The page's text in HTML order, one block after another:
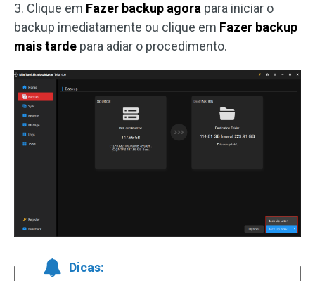
3. Clique em Fazer backup agora para iniciar o
backup imediatamente ou clique em Fazer backup
mais tarde para adiar o procedimento.
Dicas: